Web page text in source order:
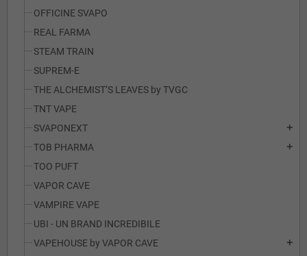
OFFICINE SVAPO
REAL FARMA
STEAM TRAIN
SUPREM-E
THE ALCHEMIST’S LEAVES by TVGC
TNT VAPE
SVAPONEXT
add
TOB PHARMA add
TOO PUFT
VAPOR CAVE
VAMPIRE VAPE
UBI - UN BRAND INCREDIBILE
VAPEHOUSE by VAPOR CAVE
add